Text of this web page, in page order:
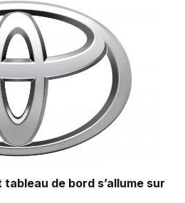
de bord s’allume sur